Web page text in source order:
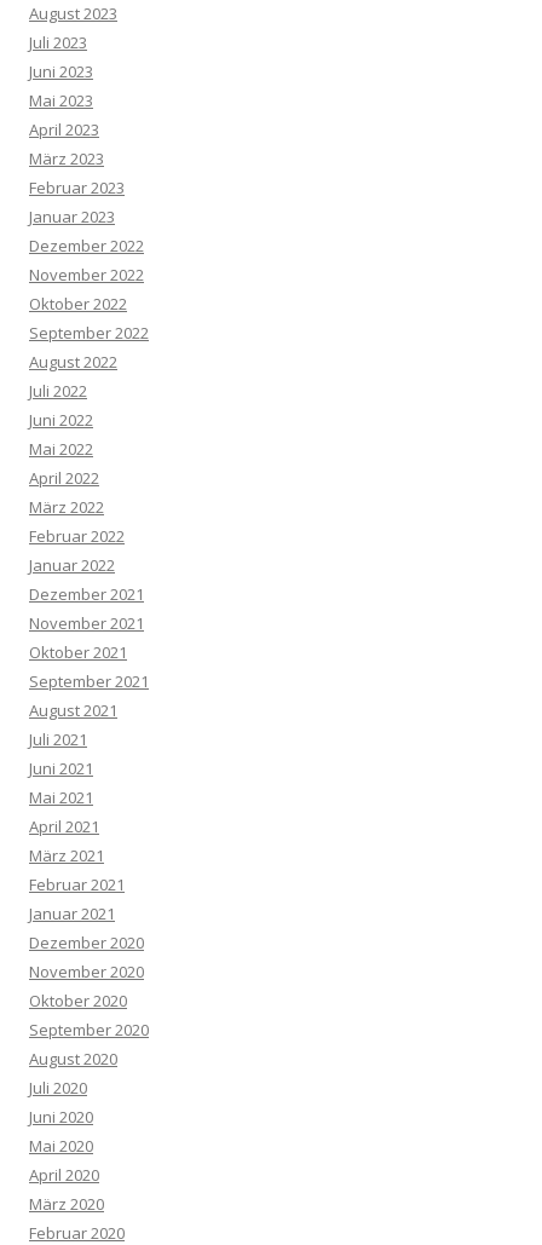
August 2023
Juli 2023
Juni 2023
Mai 2023
April 2023
März 2023
Februar 2023
Januar 2023
Dezember 2022
November 2022
Oktober 2022
September 2022
August 2022
Juli 2022
Juni 2022
Mai 2022
April 2022
März 2022
Februar 2022
Januar 2022
Dezember 2021
November 2021
Oktober 2021
September 2021
August 2021
Juli 2021
Juni 2021
Mai 2021
April 2021
März 2021
Februar 2021
Januar 2021
Dezember 2020
November 2020
Oktober 2020
September 2020
August 2020
Juli 2020
Juni 2020
Mai 2020
April 2020
März 2020
Februar 2020